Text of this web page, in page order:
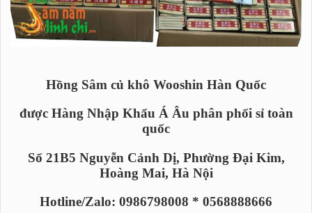
Hồng Sâm củ khô Wooshin Hàn Quốc
được Hàng Nhập Khẩu Á Âu phân phối sỉ toàn
quốc
Số 21B5 Nguyễn Cảnh Dị, Phường Đại Kim,
Hoàng Mai, Hà Nội
Hotline/Zalo: 0986798008 * 0568888666